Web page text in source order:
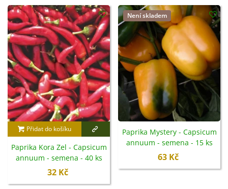
Přidat do košíku
Paprika Kora Zel - Capsicum
annuum - semena - 40 ks
32 Kč
Není skladem
Paprika Mystery - Capsicum
annuum - semena - 15 ks
63 Kč